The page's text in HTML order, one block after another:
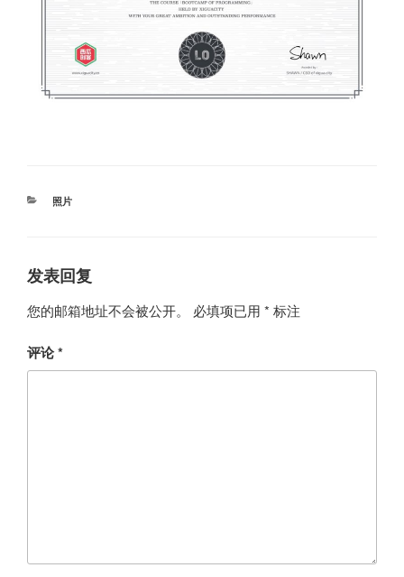
分
照片
发表回复
您的邮箱地址不会被公开。 必填项已用 * 标注
评论*